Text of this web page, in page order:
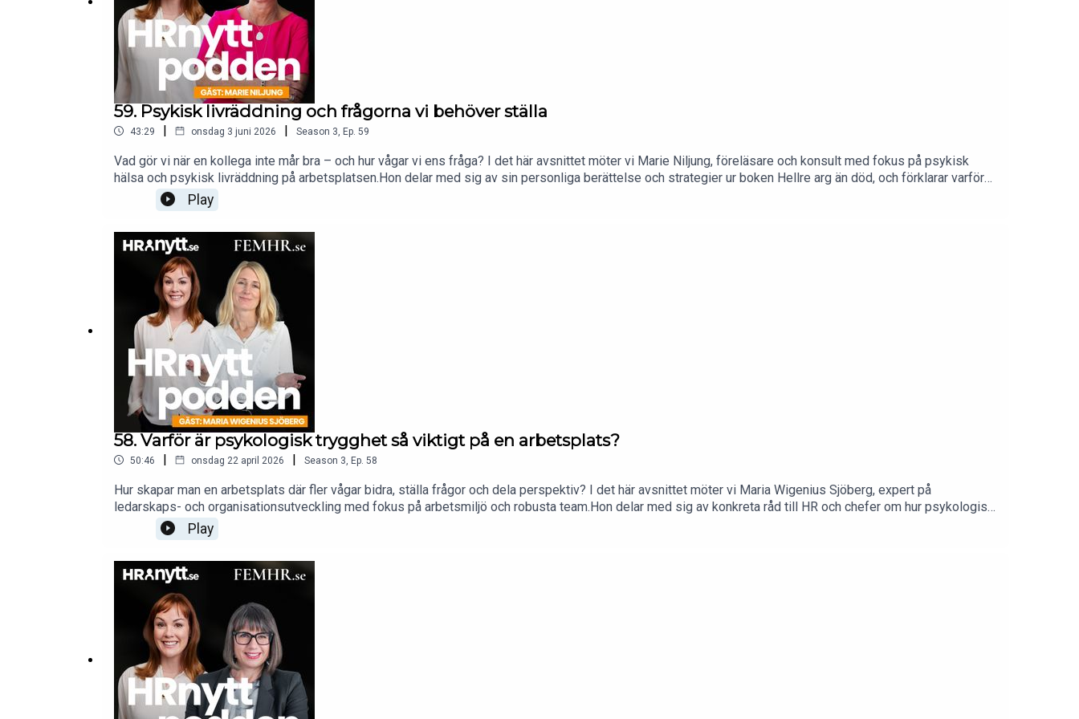
59. Psykisk livräddning och frågorna vi behöver ställa
43:29 | onsdag 3 juni 2026 | Season 3 Ep. 59
Vad gör vi när en kollega inte mår bra – och hur vågar vi ens fråga? I det här avsnittet möter vi Marie Niljung, föreläsare och konsult med fokus på psykisk
hälsa och psykisk livräddning på arbetsplatsen.Hon delar med sig av sin personliga berättelse och strategier ur boken Hellre arg än död, och förklarar varför
psykisk livräddning är precis som hjärt- och lungräddning: något alla kan lära sig, träna på och använda. Vi talar om skuld och skam kring suicid, om ett
skyddsnät med stora brister och om varför arbetsgivare måste våga ta de svåra samtalen – för fyra personer dör i suicid i Sverige varje dag.HRnytt-podden
HR-chefer för att ge insikter, kunskap och inspiration inom HR-området. Nya avsnitt släpps varje månad.https://www.femhr.se/
Play
58. Varför är psykologisk trygghet så viktigt på en arbetsplats?
50:46 | onsdag 22 april 2026 | Season 3 Ep. 58
Hur skapar man en arbetsplats där fler vågar bidra, ställa frågor och dela perspektiv? I det här avsnittet möter vi Maria Wigenius Sjöberg, expert på
ledarskaps- och organisationsutveckling med fokus på arbetsmiljö och robusta team.Hon delar med sig av konkreta råd till HR och chefer om hur psykologisk
trygghet byggs i vardagen, vad som krävs för att få fler röster att höras och varför trygghet är avgörande i en tid av snabb förändring. Vi pratar om workshops,
spelregler, taltid och hur ledare kan skapa bättre förutsättningar för att både människor och verksamhet ska utvecklas.HRnytt-podden produceras i samarbete
insikter, kunskap och inspiration inom HR-området. Nya avsnitt släpps varje månad.https://www.femhr.se/
Play